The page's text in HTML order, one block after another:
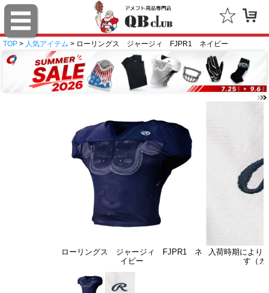
TOP > 人気アイテム > ローリングス ジャージィ FJPR1 ネイビー
ローリングス ジャージィ FJPR1 ネ
イビー
入荷時期により
す（カ